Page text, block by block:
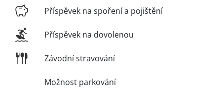
Příspěvek na spoření a pojištění
Příspěvek na dovolenou
Závodní stravování
Možnost parkování